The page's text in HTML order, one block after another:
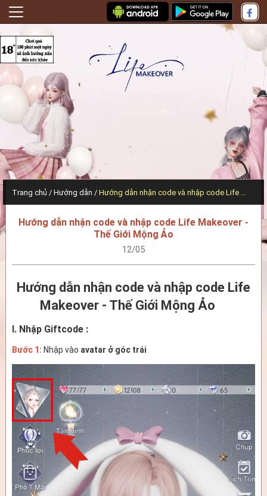
Trang chủ Hướng dẫn
Hướng dẫn nhận code và nhập code Life Makeover -
Thế Giới Mộng Ảo
12/05
Hướng dẫn nhận code và nhập code Life
Makeover - Thế Giới Mộng Ảo
I. Nhập Giftcode :
Bước 1: Nhập vào avatar ở góc trái